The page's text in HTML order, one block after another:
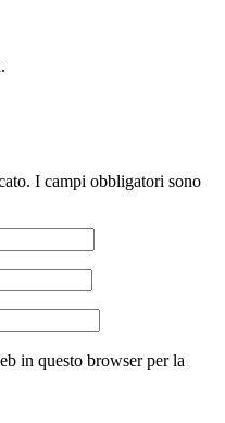
I campi obbligatori sono
in questo browser per la